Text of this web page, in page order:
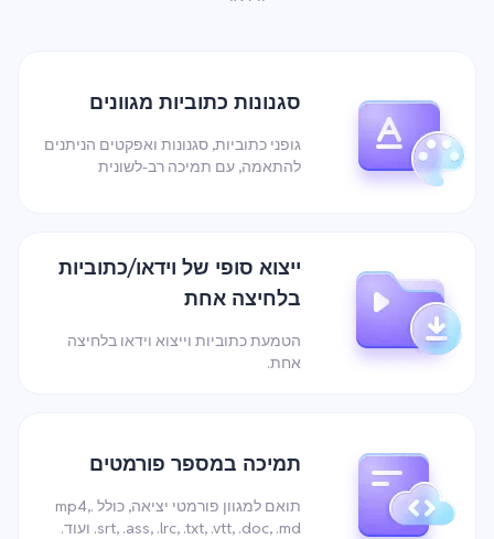
סגנונות כתוביות מגוונים
גופני כתוביות, סגנונות ואפקטים הניתנים
להתאמה, עם תמיכה רב-לשונית
ייצוא סופי של וידאו/כתוביות
בלחיצה אחת
הטמעת כתוביות וייצוא וידאו בלחיצה
אחת.
תמיכה במספר פורמטים
תואם למגוון פורמטי יציאה, כולל .mp4,
.srt, .ass, .lrc, .txt, .vtt, .doc, .md ועוד.